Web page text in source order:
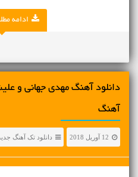
ادامه
دانلود آهنگ مهدی جهانی و
آهنگ
12 آوریل 2018 دانلود تک آهنگ